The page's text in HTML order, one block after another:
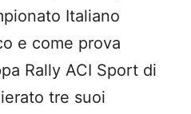
Italiano
e come prova
Rally ACI Sport di
tre suoi